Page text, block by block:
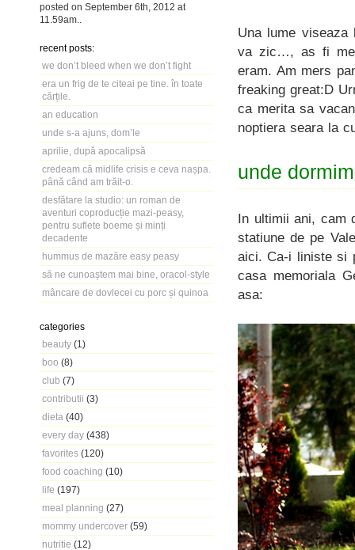
posted on September 6th, 2012 at
11.59am
recent posts:
we don’t bleed when we don’t fight
era un frig de te citeai pe tine. în toate
cărțile.
an education
unde s-a ajuns, dom’le
aprilie, după apocalipsă
credeam că midlife crisis e ceva nașpa.
până când am trăit-o.
desfătare la studio: un roman de
aventuri coproducție mazi-peasy,
pentru suflete boeme și minți
decadente
hummus de mazăre easy peasy
să ne cunoaștem mai bine, oracol-style
mâncare de dovlecei cu porc și quinoa
categories
beauty (1)
boo (8)
club (7)
contributii (3)
dieta (40)
every day (438)
favorites (120)
food coaching (10)
life (197)
meal planning (27)
mommy undercover (59)
nutritie (12)
Una lume
va zic…, as fi
eram. Am mers
freaking great:D
ca merita sa
noptiera seara la
unde
In ultimii ani, cam
statiune de pe
aici. Ca-i liniste si
casa memoriala
asa: